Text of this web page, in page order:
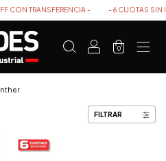
- - 6 CUOTAS SIN
0
FILTRAR